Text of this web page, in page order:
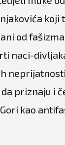
koji
od
naci-
priznaju i
kao